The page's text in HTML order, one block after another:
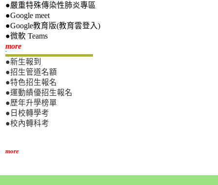
●嚴重特殊傳染性肺炎專區
●Google meet
●Google教育版(教育雲登入)
●微軟 Teams
more新生專區
●新生報到
●招生管道名額
●特色招生報名
●運動績優招生報名
●歷年升學榜單
●日校轉學考
●校內轉科考
more